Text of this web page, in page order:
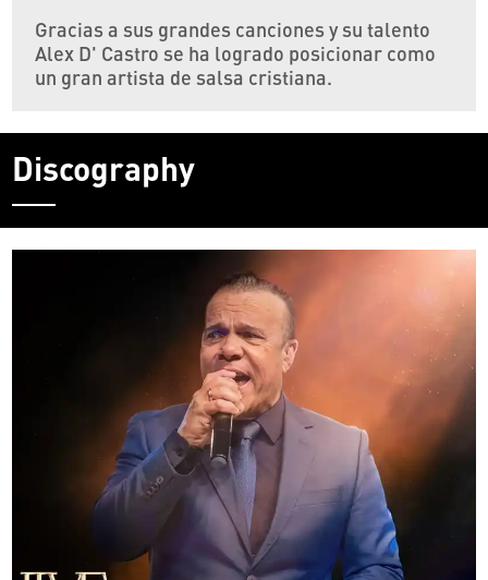
Gracias a sus grandes canciones y su talento
Alex D' Castro se ha logrado posicionar como
un gran artista de salsa cristiana.
Discography